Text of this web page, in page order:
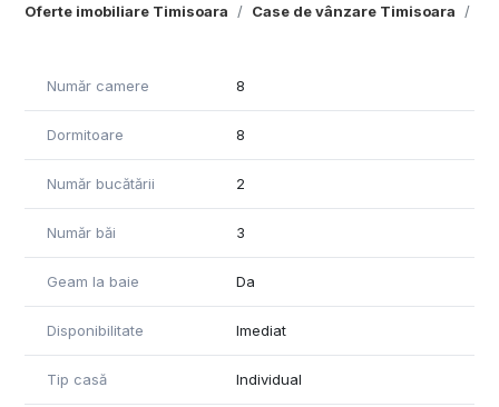
Oferte imobiliare Timisoara Case de vânzare Timisoara
-etaj 1 : hol,2 camere, Bucătărie,baie, terasa
Garaj, curte interioară, grădina , contor curent separat pt
Număr camere 8
Dormitoare 8
Număr bucătării 2
Număr băi 3
Geam la baie Da
Disponibilitate Imediat
Tip casă Individual